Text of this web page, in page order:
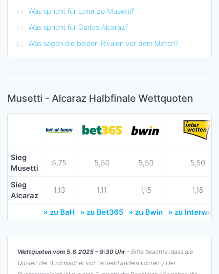
Was spricht für Lorenzo Musetti?
Was spricht für Carlos Alcaraz?
Was sagen die beiden Rivalen vor dem Match?
Musetti - Alcaraz Halbfinale Wettquoten
Sieg
Musetti
5,75 5,50 5,50 5,50
Sieg
Alcaraz
1,13 1,11 1,15 1,15
» zu BaH » zu Bet365 » zu Bwin » zu
Wettquoten vom 5.6.2025 – 9:30 Uhr – Bitte beachte, dass die
Quoten der Buchmacher sich laufend ändern können / Der